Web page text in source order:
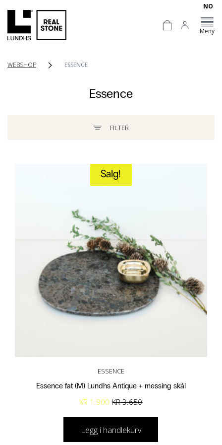
NO
Meny
WEBSHOP ESSENCE
Essence
FILTER
Salg!
ESSENCE
Essence fat (M) Lundhs Antique + messing skål
KR3.650
O
p
p
KR 1.900 N
å
v
Legg i handlekurv